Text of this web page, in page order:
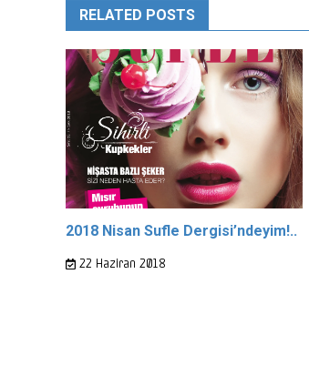
RELATED POSTS
2018 Nisan Sufle Dergisi’ndeyim!..
22 Haziran 2018